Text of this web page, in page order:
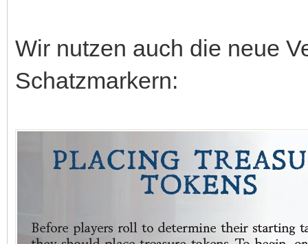
Wir nutzen auch die neue
Schatzmarkern: